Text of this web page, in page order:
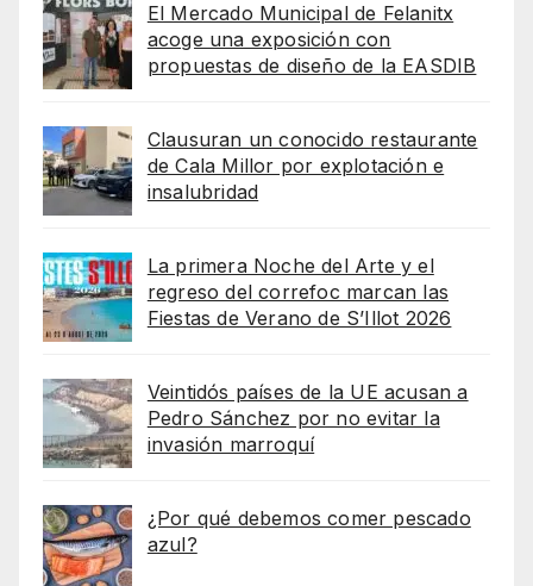
El Mercado Municipal de Felanitx
acoge una exposición con
propuestas de diseño de la EASDIB
Clausuran un conocido restaurante
de Cala Millor por explotación e
insalubridad
La primera Noche del Arte y el
regreso del correfoc marcan las
Fiestas de Verano de S’Illot 2026
Veintidós países de la UE acusan a
Pedro Sánchez por no evitar la
invasión marroquí
¿Por qué debemos comer pescado
azul?